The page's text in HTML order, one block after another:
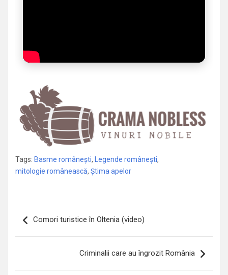
Tags: Basme românești, Legende românești,
mitologie românească, Știma apelor
în
Comori turistice în Oltenia (video)
Criminalii care au îngrozit România